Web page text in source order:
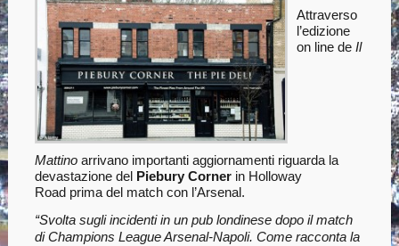
Attraverso
l’edizione
on line deIl
Mattinoarrivano importanti aggiornamenti riguarda la
devastazione del
Piebury Cornerin Holloway
Road prima del match con l’Arsenal.
“Svolta sugli incidenti in un pub londinese dopo il match
di Champions League Arsenal-Napoli. Come racconta la